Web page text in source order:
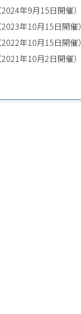
2024年9月15日開催）
2023年10月15日開催）
2022年10月15日開催）
2021年10月2日開催）